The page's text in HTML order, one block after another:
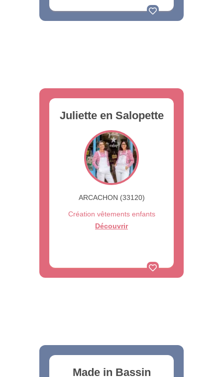
Juliette en Salopette
ARCACHON (33120)
Création vêtements enfants
Découvrir
Made in Bassin